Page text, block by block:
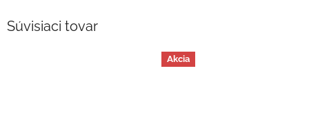
Súvisiaci tovar
Akcia